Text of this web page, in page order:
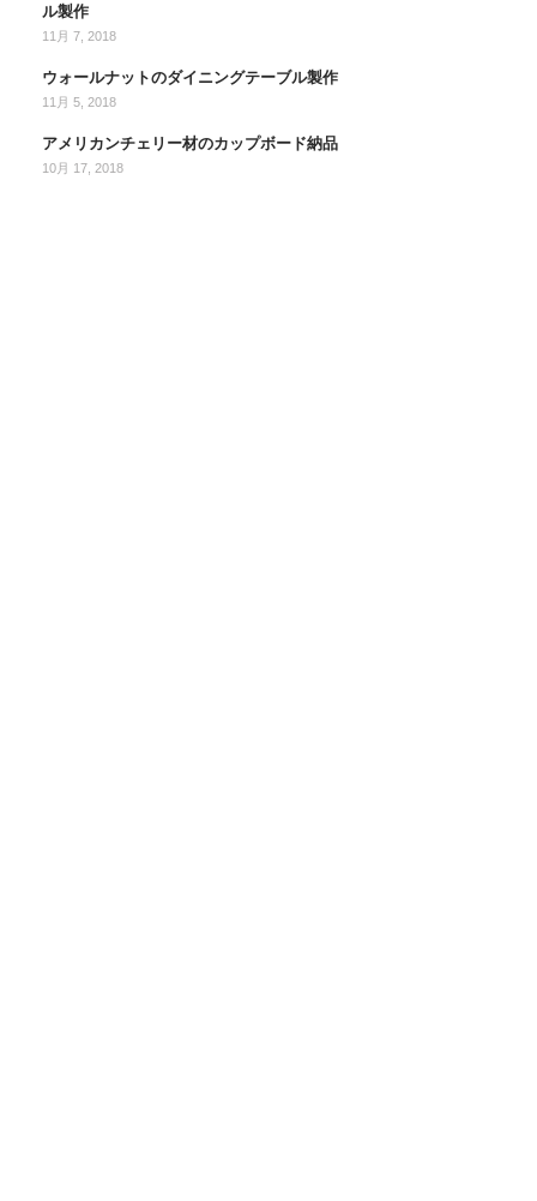
ル製作
11月 7, 2018
ウォールナットのダイニングテーブル製作
11月 5, 2018
アメリカンチェリー材のカップボード納品
10月 17, 2018